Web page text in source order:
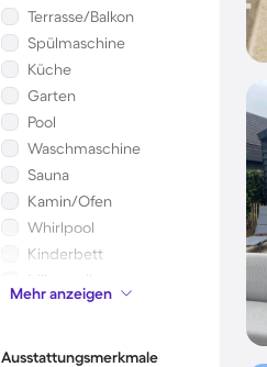
Terrasse/Balkon
Spülmaschine
Küche
Garten
Pool
Waschmaschine
Sauna
Kamin/Ofen
Whirlpool
Kinderbett
Mikrowelle
Klimaanlage
Mehr anzeigen
Ausstattungsmerkmale